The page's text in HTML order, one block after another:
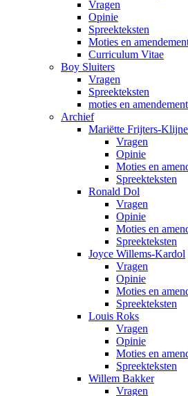
Vragen
Opinie
Spreekteksten
Moties en
Curriculum Vitae
Boy Sluiters
Vragen
Spreekteksten
moties en
Archief
Mariëtte Frijters-
Vragen
Opinie
Moties en
Spreekteksten
Ronald Dol
Vragen
Opinie
Moties en
Spreekteksten
Joyce Willems-Kardol
Vragen
Opinie
Moties en
Spreekteksten
Louis Roks
Vragen
Opinie
Moties en
Spreekteksten
Willem Bakker
Vragen